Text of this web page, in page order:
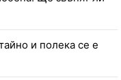
и полека се е